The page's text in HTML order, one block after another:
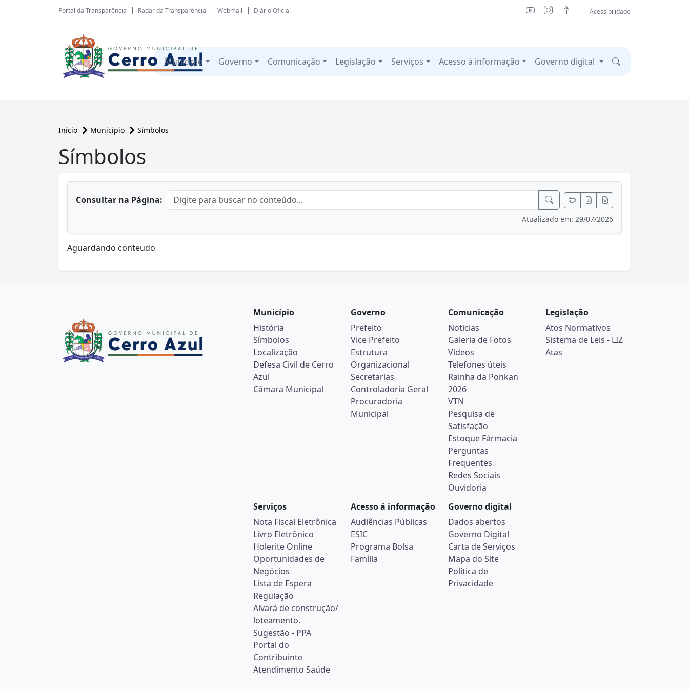
Portal da Transparência Radar da Transparência Webmail Diário Oficial Acessibilidade
Município Governo Comunicação Legislação Serviços Acesso á informação Governo digital
Início Município Símbolos
conteúdo principalSímbolos
Consultar na Página:
Atualizado em: 29/07/2026
Aguardando conteudo
Município
História
Símbolos
Localização
Defesa Civil de Cerro
Azul
Câmara Municipal
Governo
Prefeito
Vice Prefeito
Estrutura
Organizacional
Secretarias
Controladoria Geral
Procuradoria
Municipal
Comunicação
Noticias
Galeria de Fotos
Videos
Telefones úteis
Rainha da Ponkan
2026
VTN
Pesquisa de
Satisfação
Estoque Fármacia
Perguntas
Frequentes
Redes Sociais
Ouvidoria
Legislação
Atos Normativos
Sistema de Leis - LIZ
Atas
Serviços
Nota Fiscal Eletrônica
Livro Eletrônico
Holerite Online
Oportunidades de
Negócios
Lista de Espera
Regulação
Alvará de construção/
loteamento.
Sugestão - PPA
Portal do
Contribuinte
Atendimento Saúde
Acesso á informação
Audiências Públicas
ESIC
Programa Bolsa
Família
Governo digital
Dados abertos
Governo Digital
Carta de Serviços
Mapa do Site
Política de
Privacidade